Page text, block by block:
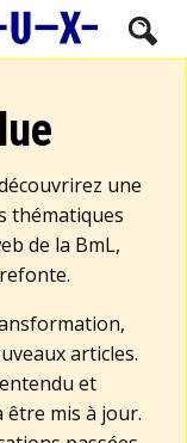
une
thématiques
de la BmL,
articles.
et
mis à jour.